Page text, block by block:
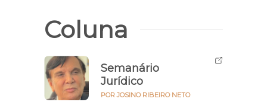
Coluna
Semanário
Jurídico
POR JOSINO RIBEIRO NETO